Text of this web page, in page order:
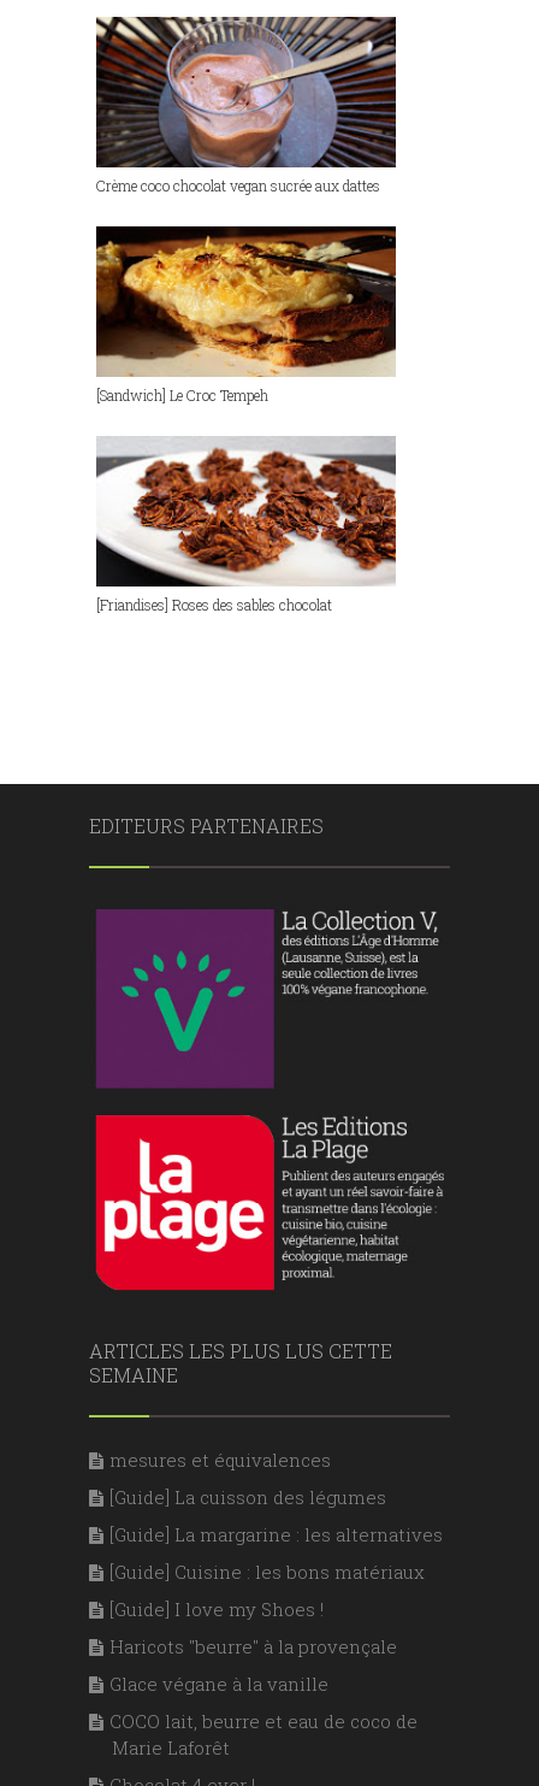
Crème coco chocolat vegan sucrée aux dattes
[Sandwich] Le Croc Tempeh
[Friandises] Roses des sables chocolat
EDITEURS PARTENAIRES
ARTICLES LES PLUS LUS CETTE
SEMAINE
mesures et équivalences
[Guide] La cuisson des légumes
[Guide] La margarine : les alternatives
[Guide] Cuisine : les bons matériaux
[Guide] I love my Shoes !
Haricots "beurre" à la provençale
Glace végane à la vanille
COCO lait, beurre et eau de coco de
Marie Laforêt